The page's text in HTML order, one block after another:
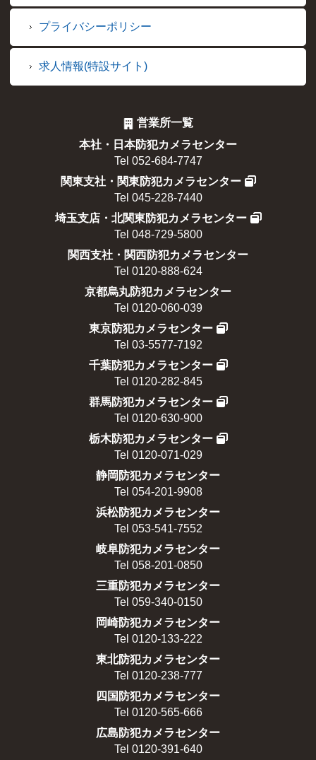
プライバシーポリシー
求人情報(特設サイト)
営業所一覧
本社・日本防犯カメラセンター
Tel 052-684-7747
関東支社・関東防犯カメラセンター
Tel 045-228-7440
埼玉支店・北関東防犯カメラセンター
Tel 048-729-5800
関西支社・関西防犯カメラセンター
Tel 0120-888-624
京都烏丸防犯カメラセンター
Tel 0120-060-039
東京防犯カメラセンター
Tel 03-5577-7192
千葉防犯カメラセンター
Tel 0120-282-845
群馬防犯カメラセンター
Tel 0120-630-900
栃木防犯カメラセンター
Tel 0120-071-029
静岡防犯カメラセンター
Tel 054-201-9908
浜松防犯カメラセンター
Tel 053-541-7552
岐阜防犯カメラセンター
Tel 058-201-0850
三重防犯カメラセンター
Tel 059-340-0150
岡崎防犯カメラセンター
Tel 0120-133-222
東北防犯カメラセンター
Tel 0120-238-777
四国防犯カメラセンター
Tel 0120-565-666
広島防犯カメラセンター
Tel 0120-391-640